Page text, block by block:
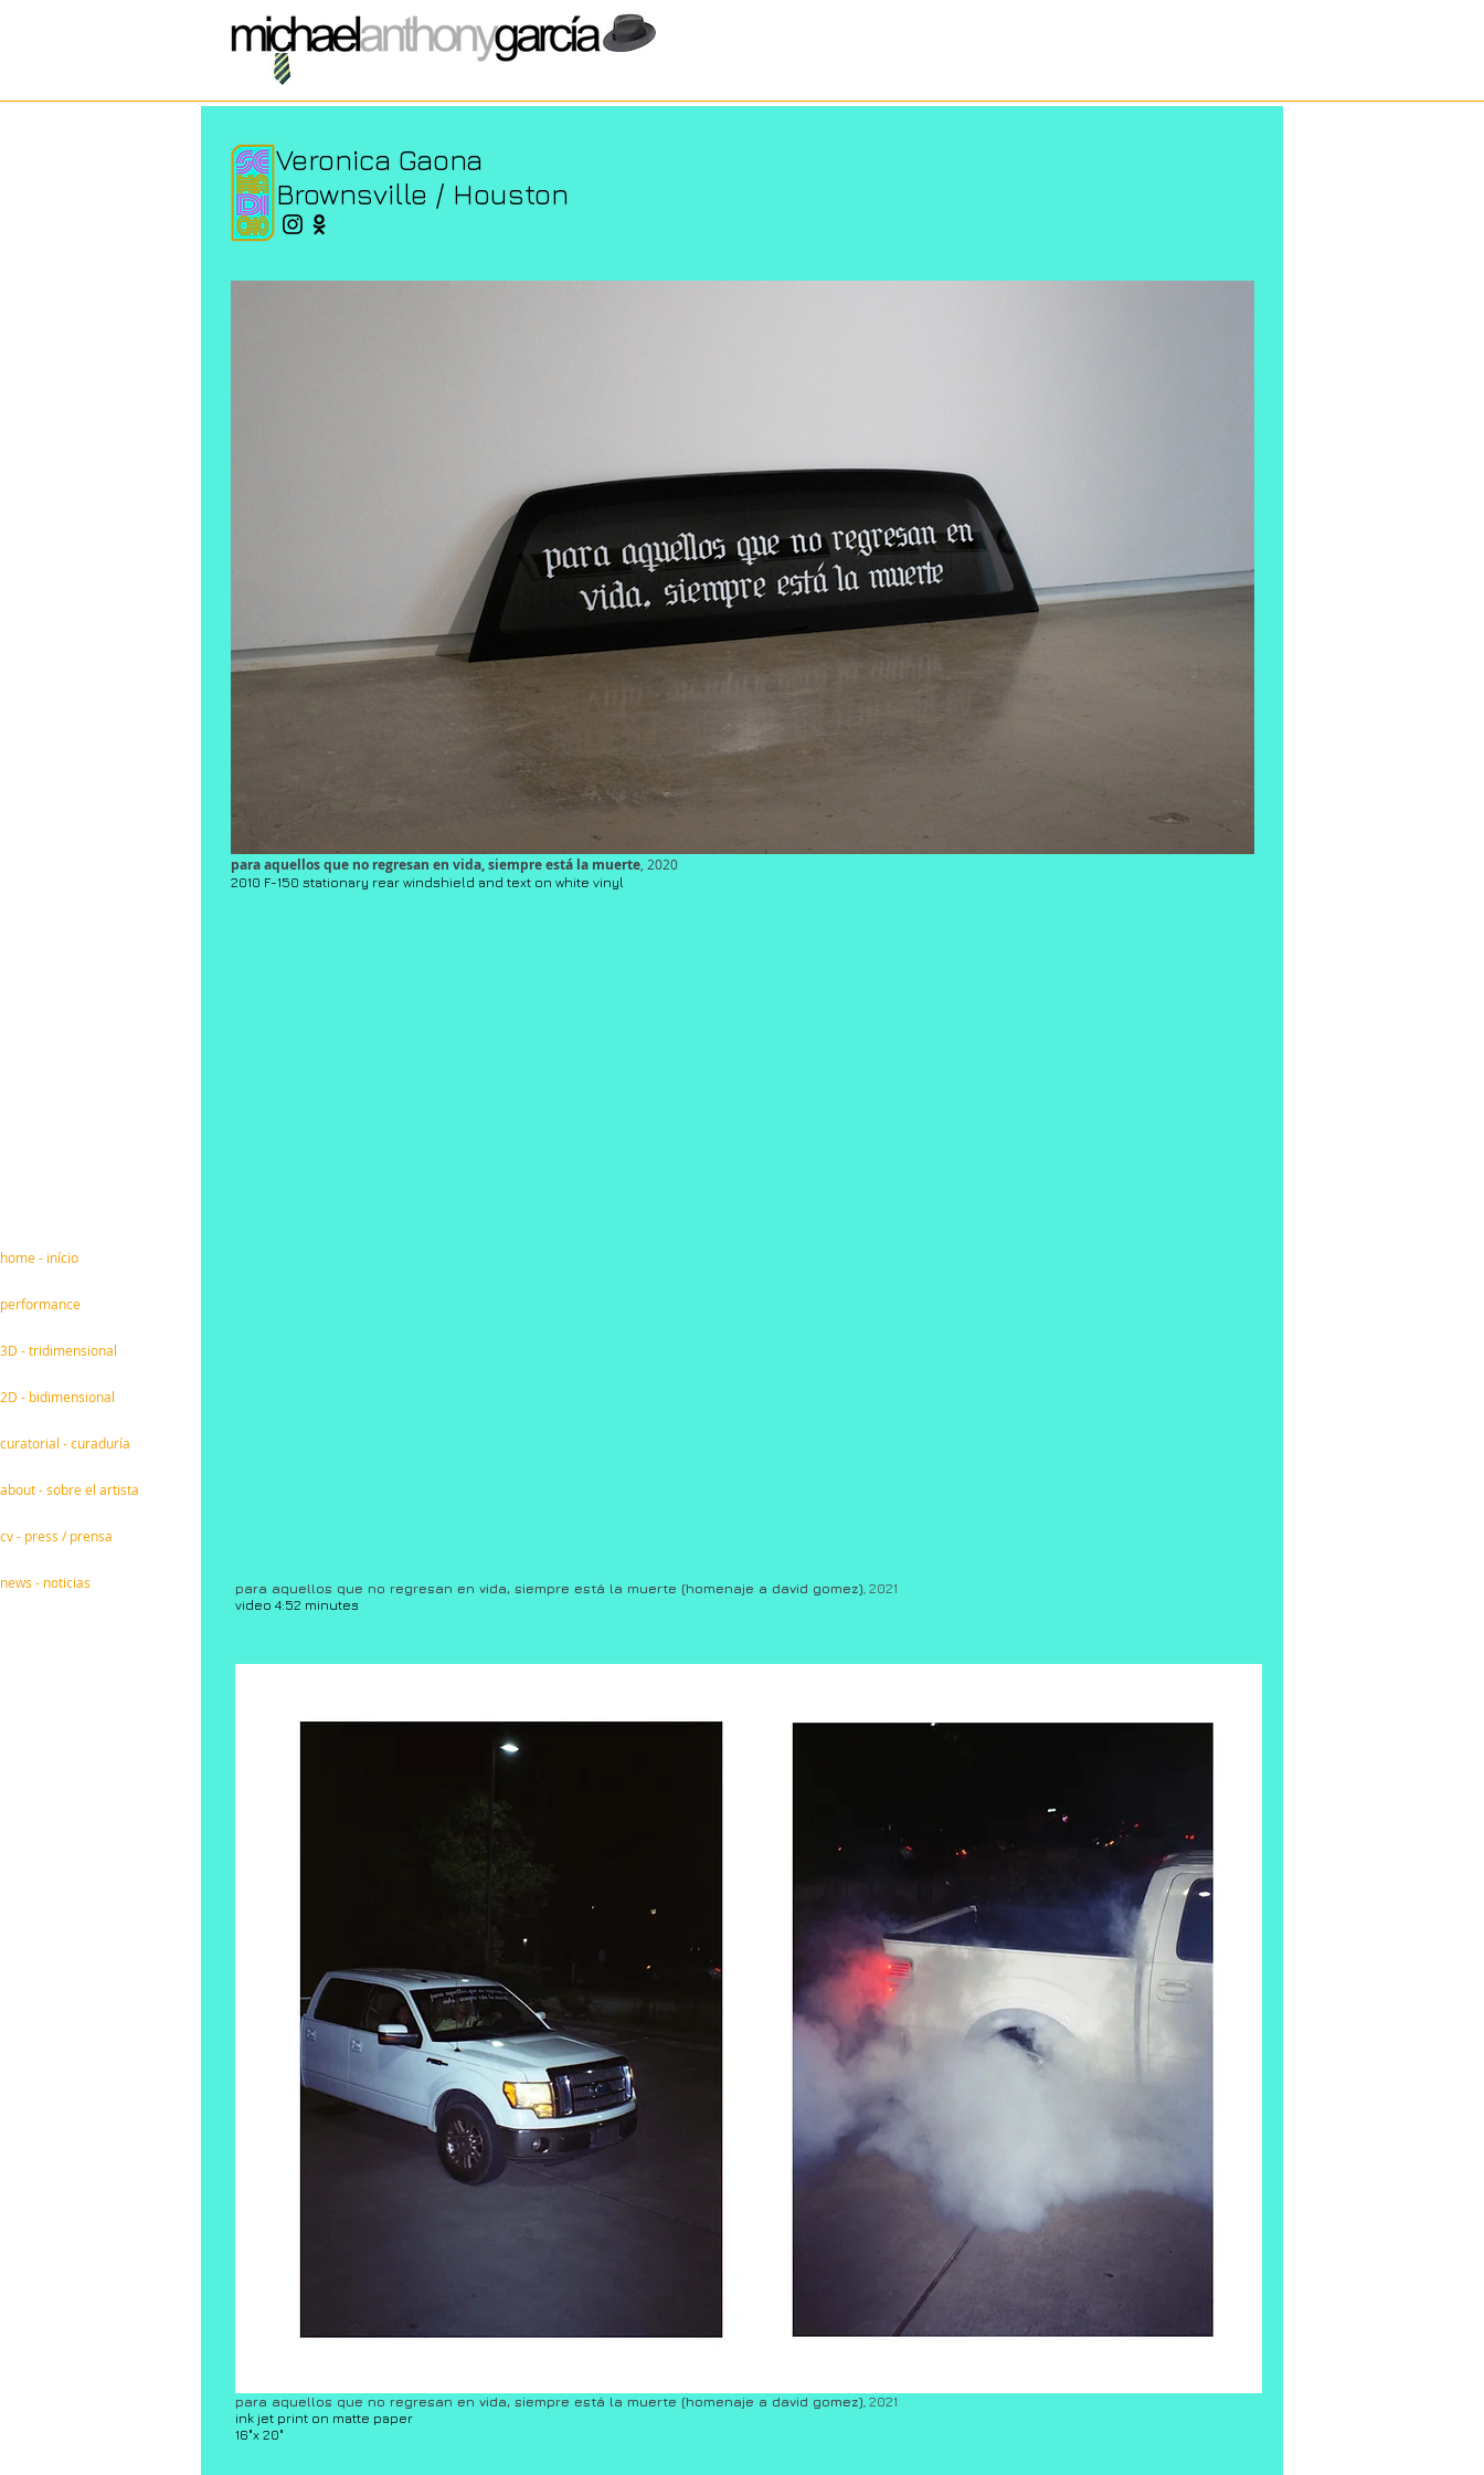
home - início
performance
3D - tridimensional
2D - bidimensional
curatorial - curaduría
about - sobre el artista
cv - press / prensa
news - noticias
Veronica Gaona
Brownsville / Houston
para aquellos que no regresan en vida, siempre está la muerte , 2020
2010 F-150 stationary rear windshield and text on white vinyl
para aquellos que no regresan en vida, siempre está la muerte (homenaje a david gomez), 2021
video 4:52 minutes
para aquellos que no regresan en vida, siempre está la muerte (homenaje a david gomez), 2021
ink jet print on matte paper
16"x 20"